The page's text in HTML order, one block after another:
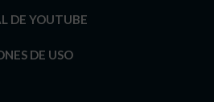
DE YOUTUBE
DE USO